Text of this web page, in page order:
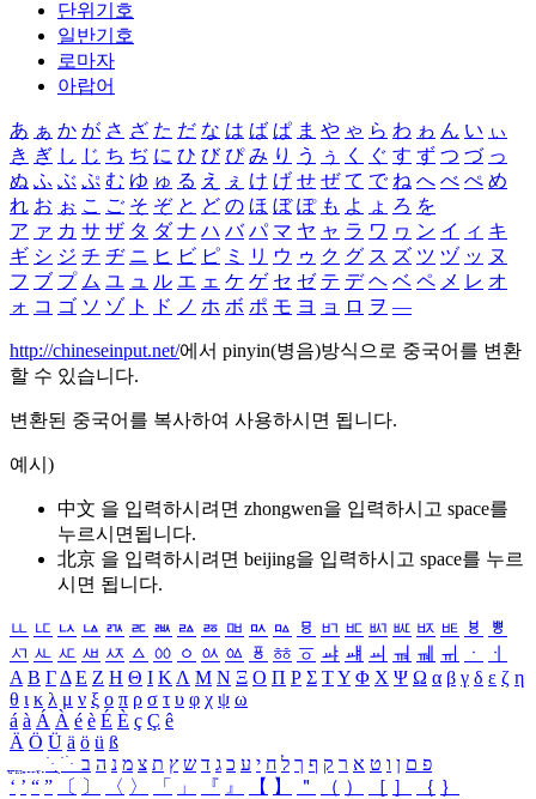
단위기호
일반기호
로마자
아랍어
あ ぁ か が さ ざ た だ な は ば ぱ ま や ゃ ら わ ゎ ん い ぃ
き ぎ し じ ち ぢ に ひ び ぴ み り う ぅ く ぐ す ず つ づ っ
ぬ ふ ぶ ぷ む ゆ ゅ る え ぇ け げ せ ぜ て で ね へ べ ぺ め
れ お ぉ こ ご そ ぞ と ど の ほ ぼ ぽ も よ ょ ろ を
ア ァ カ サ ザ タ ダ ナ ハ バ パ マ ヤ ャ ラ ワ ヮ ン イ ィ キ
ギ シ ジ チ ヂ ニ ヒ ビ ピ ミ リ ウ ゥ ク グ ス ズ ツ ヅ ッ ヌ
フ ブ プ ム ユ ュ ル エ ェ ケ ゲ セ ゼ テ デ ヘ ベ ペ メ レ オ
ォ コ ゴ ソ ゾ ト ド ノ ホ ボ ポ モ ヨ ョ ロ ヲ ―
http://chineseinput.net/에서 pinyin(병음)방식으로 중국어를 변환
할 수 있습니다.
변환된 중국어를 복사하여 사용하시면 됩니다.
예시)
中文 을 입력하시려면 zhongwen을 입력하시고 space를
누르시면됩니다.
北京 을 입력하시려면 beijing을 입력하시고 space를 누르
시면 됩니다.
ㅥ ㅦ ㅧ ㅨ ㅩ ㅪ ㅫ ㅬ ㅭ ㅮ ㅯ ㅰ ㅱ ㅲ ㅳ ㅴ ㅵ ㅶ ㅷ ㅸ
ㅹ
ㅺ ㅻ ㅼ ㅽ ㅾ ㅿ ㆀ ㆁ ㆂ ㆃ ㆄ ㆅ ㆆ ㆇ ㆈ ㆉ ㆊ ㆋ ㆌ ㆍ
ㆎ
Α Β ΓΔ Ε Ζ Η Θ Ι ΚΛ Μ Ν Ξ Ο Π Ρ Σ ΤΥ Φ Χ Ψ Ω α β γ δ ε ζ η
θ ι κ λ μ ν ξ ο π ρ σ τ υ φ χ ψ ω
á à Á À é è É È ç Ç ê
Ä Ö Ü ä ö ü ß
ִֶֹ ֻּ ׁׂ פ ם ן ו ט א ר ק ף ך ל ח י ע כ ג ד ש ץ ת צ מ נ ה ב
‘ ’ “ ” 〔 〕 〈 〉 「 」 『 』 【 】 ＂ （ ） ［ ］ ｛ ｝